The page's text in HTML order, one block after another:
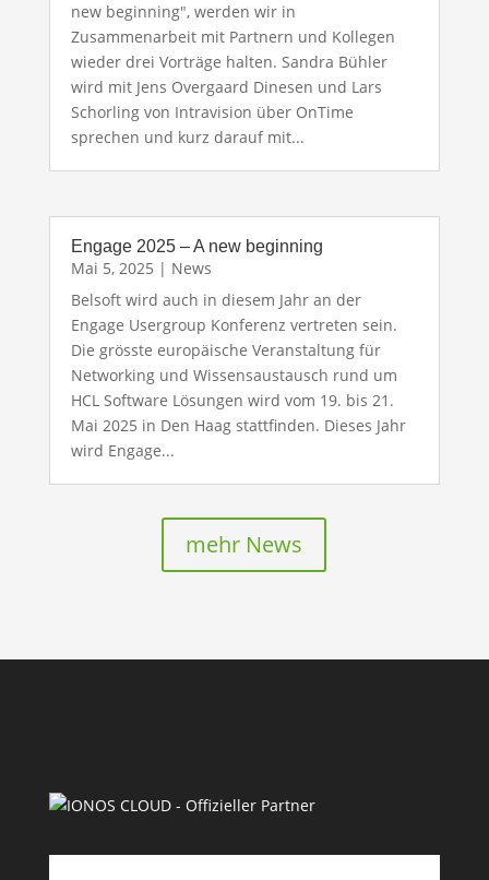
new beginning", werden wir in
Zusammenarbeit mit Partnern und Kollegen
wieder drei Vorträge halten. Sandra Bühler
wird mit Jens Overgaard Dinesen und Lars
Schorling von Intravision über OnTime
sprechen und kurz darauf mit...
Engage 2025 – A new beginning
Mai 5, 2025 | News
Belsoft wird auch in diesem Jahr an der
Engage Usergroup Konferenz vertreten sein.
Die grösste europäische Veranstaltung für
Networking und Wissensaustausch rund um
HCL Software Lösungen wird vom 19. bis 21.
Mai 2025 in Den Haag stattfinden. Dieses Jahr
wird Engage...
mehr News